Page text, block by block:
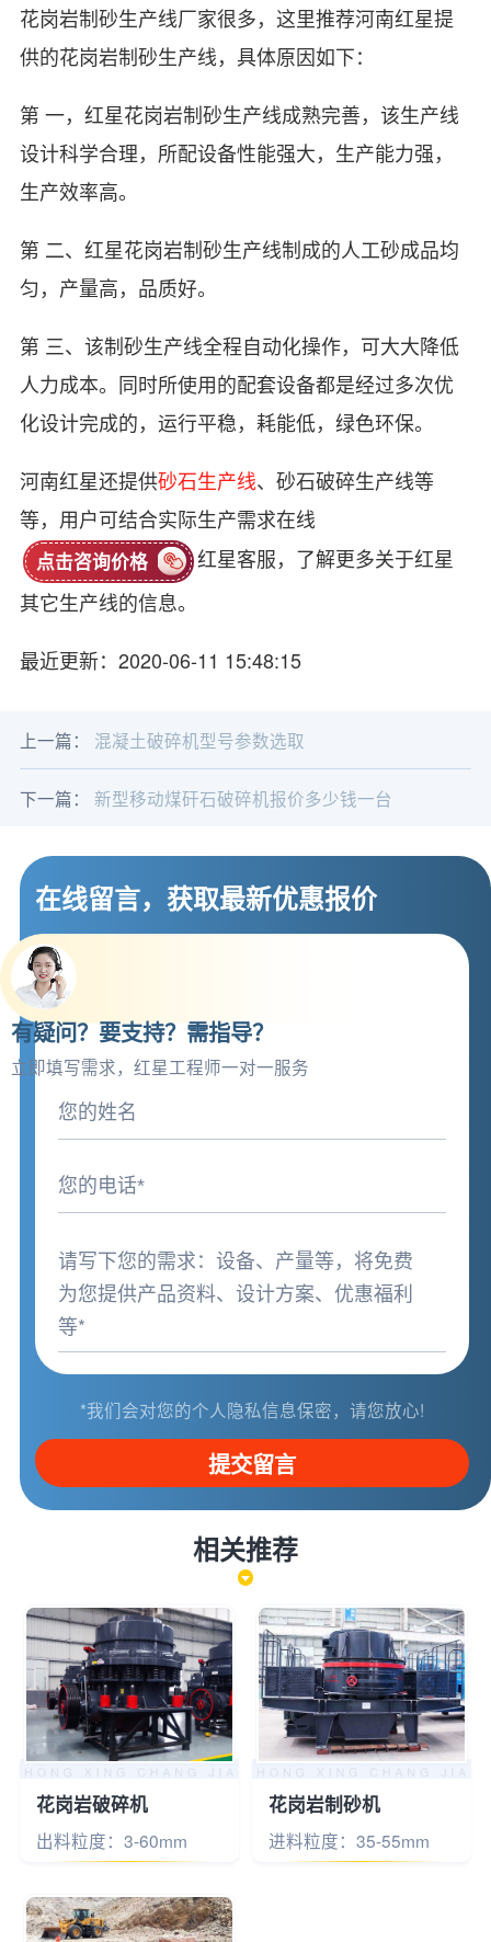
花岗岩制砂生产线厂家很多，这里推荐河南红星提
供的花岗岩制砂生产线，具体原因如下：
第 一，红星花岗岩制砂生产线成熟完善，该生产线
设计科学合理，所配设备性能强大，生产能力强，
生产效率高。
第 二、红星花岗岩制砂生产线制成的人工砂成品均
匀，产量高，品质好。
第 三、该制砂生产线全程自动化操作，可大大降低
人力成本。同时所使用的配套设备都是经过多次优
化设计完成的，运行平稳，耗能低，绿色环保。
河南红星还提供砂石生产线、砂石破碎生产线等
等，用户可结合实际生产需求在线
点击咨询价格
红星客服，了解更多关于红星
其它生产线的信息。
最近更新：2020-06-11 15:48:15
上一篇： 混凝土破碎机型号参数选取
下一篇： 新型移动煤矸石破碎机报价多少钱一台
在线留言，获取最新优惠报价
有疑问？要支持？需指导？
立即填写需求，红星工程师一对一服务
*我们会对您的个人隐私信息保密，请您放心!
提交留言
相关推荐
花岗岩破碎机
出料粒度：3-60mm
花岗岩制砂机
进料粒度：35-55mm